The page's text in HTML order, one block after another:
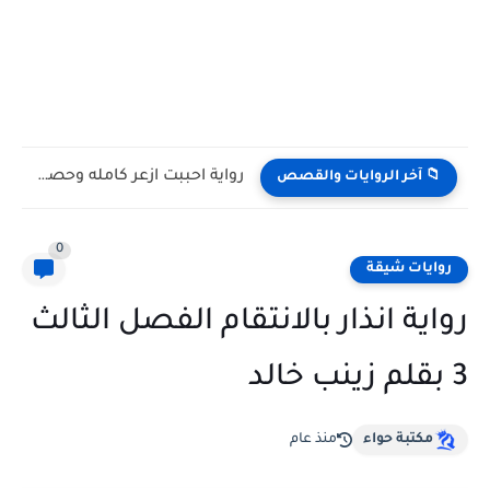
📁 آخر الروايات والقصص رواية احببت ازعر كامله وحصريه بقلم مريم اليوسف
روايات شيقة
0
رواية انذار بالانتقام الفصل الثالث
3 بقلم زينب خالد
مكتبة حواء منذ عام